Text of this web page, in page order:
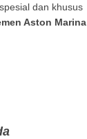
dan khusus
Aston Marina